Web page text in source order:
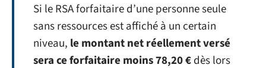
Si le RSA forfaitaire d’une personne seule
sans ressources est affiché à un certain
niveau, le montant net réellement versé
sera ce forfaitaire moins 78,20 €dès lors